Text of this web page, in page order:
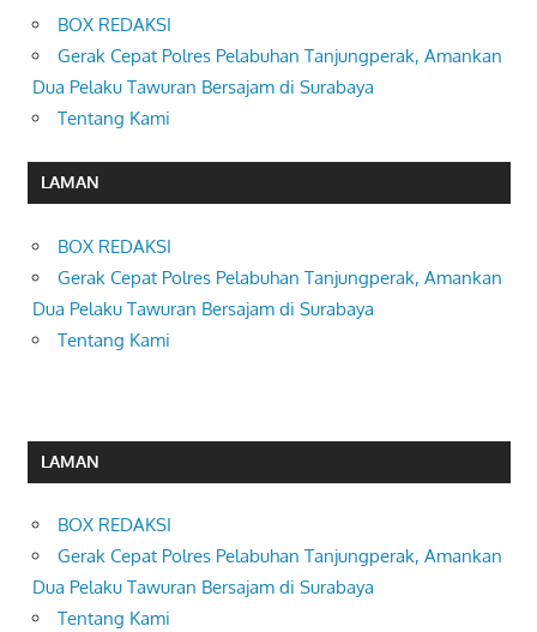
BOX REDAKSI
Gerak Cepat Polres Pelabuhan Tanjungperak, Amankan
Dua Pelaku Tawuran Bersajam di Surabaya
Tentang Kami
LAMAN
BOX REDAKSI
Gerak Cepat Polres Pelabuhan Tanjungperak, Amankan
Dua Pelaku Tawuran Bersajam di Surabaya
Tentang Kami
LAMAN
BOX REDAKSI
Gerak Cepat Polres Pelabuhan Tanjungperak, Amankan
Dua Pelaku Tawuran Bersajam di Surabaya
Tentang Kami